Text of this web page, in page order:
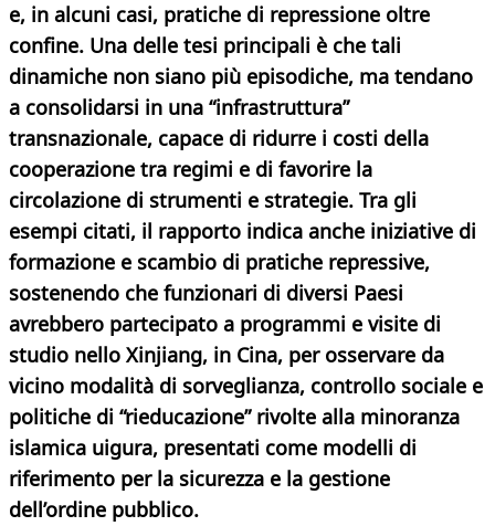
e, in alcuni casi, pratiche di repressione oltre
confine. Una delle tesi principali è che tali
dinamiche non siano più episodiche, ma tendano
a consolidarsi in una “infrastruttura”
transnazionale, capace di ridurre i costi della
cooperazione tra regimi e di favorire la
circolazione di strumenti e strategie. Tra gli
esempi citati, il rapporto indica anche iniziative di
formazione e scambio di pratiche repressive,
sostenendo che funzionari di diversi Paesi
avrebbero partecipato a programmi e visite di
studio nello Xinjiang, in Cina, per osservare da
vicino modalità di sorveglianza, controllo sociale e
politiche di “rieducazione” rivolte alla minoranza
islamica uigura, presentati come modelli di
riferimento per la sicurezza e la gestione
dell’ordine pubblico.